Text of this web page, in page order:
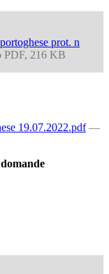
prot. n
216 KB
19.07.2022.pdf —